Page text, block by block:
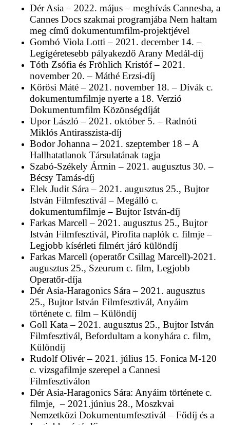
Dér Asia – 2022. május – meghívás Cannesba, a
Cannes Docs szakmai programjába Nem haltam
meg című dokumentumfilm-projektjével
Gombó Viola Lotti – 2021. december 14. –
Legígéretesebb pályakezdő Arany Medál-díj
Tóth Zsófia és Fröhlich Kristóf – 2021.
november 20. – Máthé Erzsi-díj
Kőrösi Máté – 2021. november 18. – Dívák c.
dokumentumfilmje nyerte a 18. Verzió
Dokumentumfilm Közönségdíját
Upor László – 2021. október 5. – Radnóti
Miklós Antirasszista-díj
Bodor Johanna – 2021. szeptember 18 – A
Hallhatatlanok Társulatának tagja
Szabó-Székely Ármin – 2021. augusztus 30. –
Bécsy Tamás-díj
Elek Judit Sára – 2021. augusztus 25., Bujtor
István Filmfesztivál – Megálló c.
dokumentumfilmje – Bujtor István-díj
Farkas Marcell – 2021. augusztus 25., Bujtor
István Filmfesztivál, Pirofita naplók c. filmje –
Legjobb kísérleti filmért járó különdíj
Farkas Marcell (operatőr Csillag Marcell)-2021.
augusztus 25., Szeurum c. film, Legjobb
Operatőr-díja
Dér Asia-Haragonics Sára – 2021. augusztus
25., Bujtor István Filmfesztivál, Anyáim
története c. film – Különdíj
Goll Kata – 2021. augusztus 25., Bujtor István
Filmfesztivál, Befordultam a konyhára c. film,
Különdíj
Rudolf Olivér – 2021. július 15. Fonica M-120
c. vizsgafilmje szerepel a Cannesi
Filmfesztiválon
Dér Asia-Haragonics Sára: Anyáim története c.
filmje, – 2021.június 28., Moszkvai
Nemzetközi Dokumentumfesztivál – Fődíj és a